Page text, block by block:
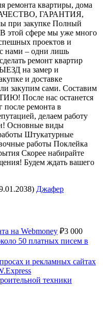
ремонта квартиры, дома
КАЧЕСТВО, ГАРАНТИЯ,
при закупке Полный
этой сфере мы уже много
проектов и
нами – одни лишь
ремонт квартир
на замер и
и доставке
закупим сами. Составим
После нас останется
после ремонта в
делаем работу
Основные виды
Штукатурные
работы Поклейка
Скорее набирайте
Будем ждать вашего
Джафер
на Webmoney ₽3 000
50 платных писем в
и рекламных сайтах
техники